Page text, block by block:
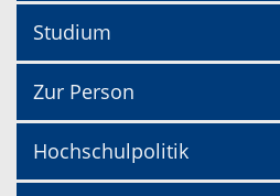
Studium
Zur Person
Hochschulpolitik